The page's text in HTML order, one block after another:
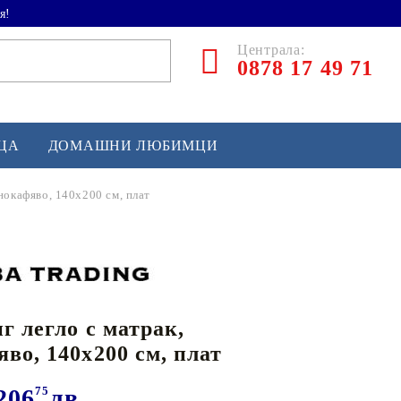
Централа:
0878 17 49 71
и софтбол
и лакрос
спортно оборудване
ДОМАШНИ ЛЮБИМЦИ
140x200 см, плат
легло с матрак,
140x200 см, плат
75